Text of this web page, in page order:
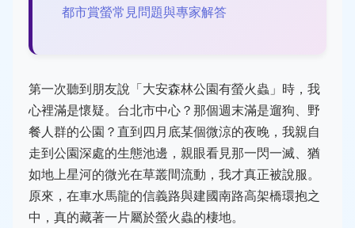
都市賞螢常見問題與專家解答
第一次聽到朋友說「大安森林公園有螢火蟲」時，我
心裡滿是懷疑。台北市中心？那個週末滿是遛狗、野
餐人群的公園？直到四月底某個微涼的夜晚，我親自
走到公園深處的生態池邊，親眼看見那一閃一滅、猶
如地上星河的微光在草叢間流動，我才真正被說服。
原來，在車水馬龍的信義路與建國南路高架橋環抱之
中，真的藏著一片屬於螢火蟲的棲地。